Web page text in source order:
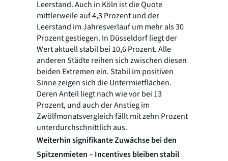
Leerstand. Auch in Köln ist die Quote
mittlerweile auf 4,3 Prozent und der
Leerstand im Jahresverlauf um mehr als 30
Prozent gestiegen. In Düsseldorf liegt der
Wert aktuell stabil bei 10,6 Prozent. Alle
anderen Städte reihen sich zwischen diesen
beiden Extremen ein. Stabil im positiven
Sinne zeigen sich die Untermietflächen.
Deren Anteil liegt nach wie vor bei 13
Prozent, und auch der Anstieg im
Zwölfmonatsvergleich fällt mit zehn Prozent
unterdurchschnittlich aus.
Weiterhin signifikante Zuwächse bei den
Spitzenmieten – Incentives bleiben stabil